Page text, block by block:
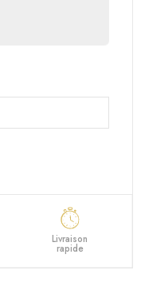
Livraison
rapide